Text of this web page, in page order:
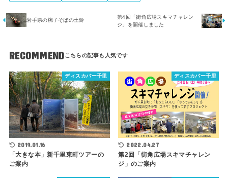
岩手県の椀子そばの土鈴
第4回「街角広場スキマチャレン
ジ」を開催しました
RECOMMEND
ディスカバー千里
2019.01.16
「大きな本」新千里東町ツアーの
ご案内
ディスカバー千里
2022.04.27
第2回「街角広場スキマチャレン
ジ」のご案内